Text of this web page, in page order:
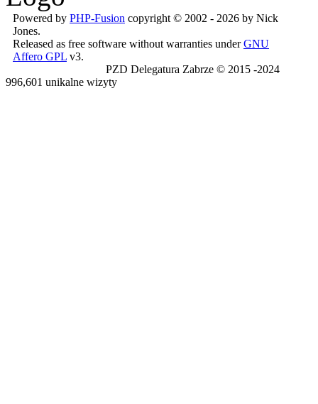
Powered by PHP-Fusion copyright © 2002 - 2026 by Nick
Jones.
Released as free software without warranties underGNU
Affero GPL v3.
PZD Delegatura Zabrze © 2015 -2024
996,601 unikalne wizyty